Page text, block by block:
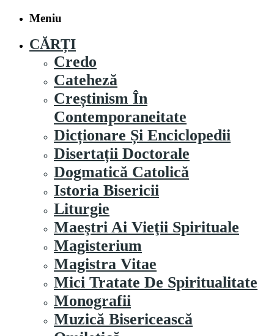
Meniu
CĂRȚI
Credo
Cateheză
Creștinism În
Contemporaneitate
Dicționare Și Enciclopedii
Disertații Doctorale
Dogmatică Catolică
Istoria Bisericii
Liturgie
Maeştri Ai Vieţii Spirituale
Magisterium
Magistra Vitae
Mici Tratate De Spiritualitate
Monografii
Muzică Bisericească